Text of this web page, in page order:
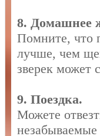
8. Домашнее
Помните, что
лучше, чем
зверек может
9. Поездка.
Можете